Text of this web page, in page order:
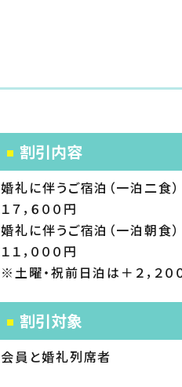
割引内容
婚礼に伴うご宿泊（一泊二食）
１７，６００円
婚礼に伴うご宿泊（一泊朝食）
１１，０００円
※土曜・祝前日泊は＋２，２０
割引対象
会員と婚礼列席者